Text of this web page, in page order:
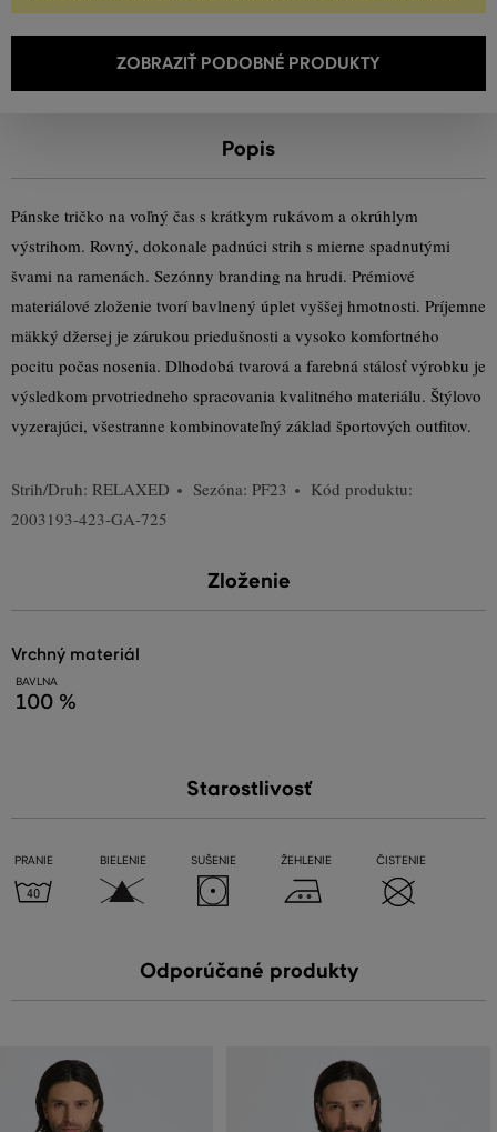
ZOBRAZIŤ PODOBNÉ PRODUKTY
Popis
Pánske tričko na voľný čas s krátkym rukávom a okrúhlym
výstrihom. Rovný, dokonale padnúci strih s mierne spadnutými
švami na ramenách. Sezónny branding na hrudi. Prémiové
materiálové zloženie tvorí bavlnený úplet vyššej hmotnosti. Príjemne
mäkký džersej je zárukou priedušnosti a vysoko komfortného
pocitu počas nosenia. Dlhodobá tvarová a farebná stálosť výrobku je
výsledkom prvotriedneho spracovania kvalitného materiálu. Štýlovo
vyzerajúci, všestranne kombinovateľný základ športových outfitov.
Strih/Druh: RELAXED Sezóna: PF23
Kód produktu:
2003193-423-GA-725
Zloženie
vrchný materiál
BAVLNA
100 %
Starostlivosť
PRANIE BIELENIE SUŠENIE ŽEHLENIE ČISTENIE
Odporúčané produkty